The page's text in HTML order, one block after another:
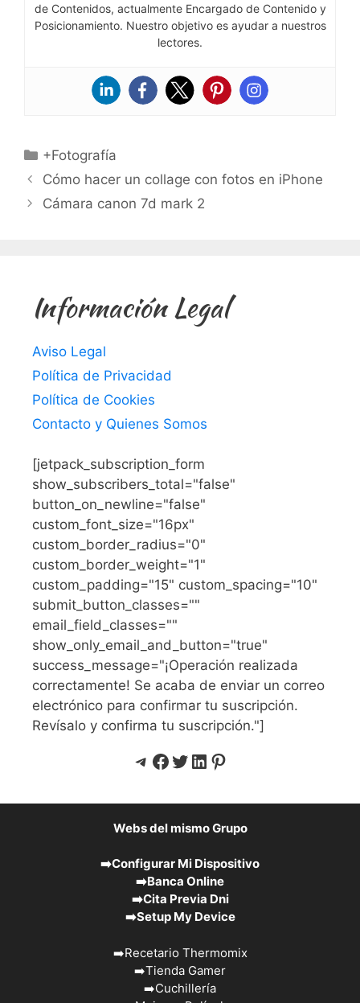
de Contenidos, actualmente Encargado de Contenido y
Posicionamiento. Nuestro objetivo es ayudar a nuestros
lectores.
Categorías
+Fotografía
Cómo hacer un collage con fotos en iPhone
Cámara canon 7d mark 2
Información Legal
Aviso Legal
Política de Privacidad
Política de Cookies
Contacto y Quienes Somos
[jetpack_subscription_form
show_subscribers_total="false"
button_on_newline="false"
custom_font_size="16px"
custom_border_radius="0"
custom_border_weight="1"
custom_padding="15" custom_spacing="10"
submit_button_classes=""
email_field_classes=""
show_only_email_and_button="true"
success_message="¡Operación realizada
correctamente! Se acaba de enviar un correo
electrónico para confirmar tu suscripción.
Revísalo y confirma tu suscripción."]
Telegram
Facebook
Twitter
LinkedIn
Pinterest
Webs del mismo Grupo
➡️Configurar Mi Dispositivo
➡️Banca Online
➡️Cita Previa Dni
➡️Setup My Device
➡️Recetario Thermomix
➡️Tienda Gamer
➡️Cuchillería